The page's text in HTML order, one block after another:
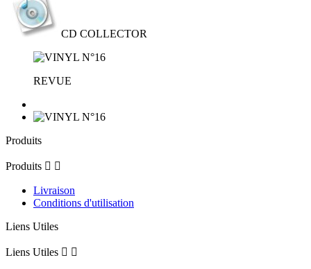
CD COLLECTOR
REVUE
Produits
Produits  
Livraison
Conditions d'utilisation
Liens Utiles
Liens Utiles  